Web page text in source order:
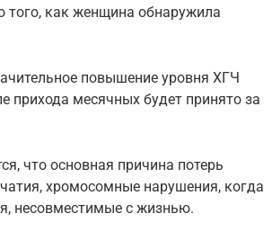
того, как женщина обнаружила
повышение уровня ХГЧ
прихода месячных будет принято за
что основная причина потерь
хромосомные нарушения, когда
несовместимые с жизнью.